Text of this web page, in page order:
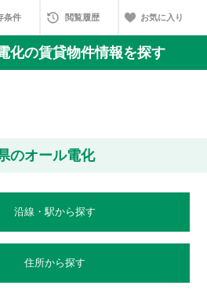
条件 閲覧履歴 お気に入り
化の賃貸物件情報を探す
のオール電化
沿線・駅から探す
住所から探す